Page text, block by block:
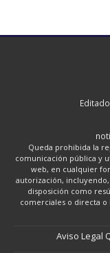
Queda prohibida la
comunicación pública y
web, en cualquier
autorización,
disposición como
comerciales o directa
Aviso Legal